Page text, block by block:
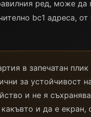
ред, може да
bc1 адреса,
в запечатан плик
за устойчивост
и не я
и да е екран,